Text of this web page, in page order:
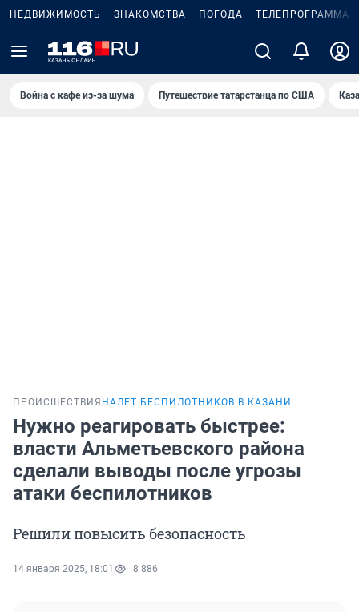
НЕДВИЖИМОСТЬ ЗНАКОМСТВА ПОГОДА ТЕЛЕПРОГРАММА
Война с кафе из-за шума Путешествие татарстанца по США
ПРОИСШЕСТВИЯ НАЛЕТ БЕСПИЛОТНИКОВ В КАЗАНИ
Нужно реагировать быстрее:
власти Альметьевского района
сделали выводы после угрозы
атаки беспилотников
Решили повысить безопасность
14 января 2025, 18:01 8 886